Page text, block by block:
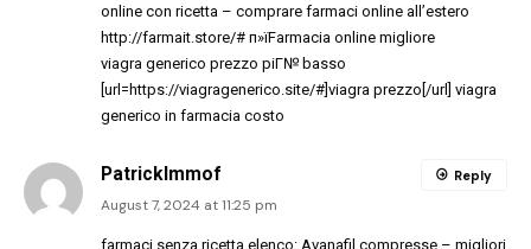
online con ricetta – comprare farmaci online all’estero
http://farmait.store/# п»їFarmacia online migliore
viagra generico prezzo piГ№ basso
[url=https://viagragenerico.site/#]viagra prezzo[/url] viagra
generico in farmacia costo
PatrickImmof
August 7, 2024 at 11:25 pm
farmaci senza ricetta elenco: Avanafil compresse – migliori
Reply